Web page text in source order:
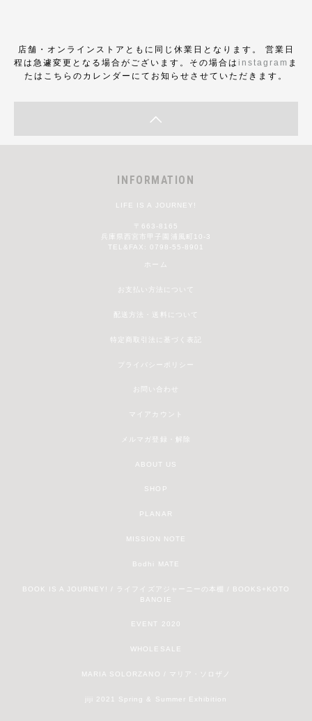
店舗・オンラインストアともに同じ休業日となります。 営業日
程は急遽変更となる場合がございます。その場合は instagram ま
たはこちらのカレンダーにてお知らせさせていただきます。
INFORMATION
LIFE IS A JOURNEY!
〒663-8165
兵庫県西宮市甲子園浦風町10-3
TEL&FAX: 0798-55-8901
ホーム
お支払い方法について
配送方法・送料について
特定商取引法に基づく表記
プライバシーポリシー
お問い合わせ
マイアカウント
メルマガ登録・解除
ABOUT US
SHOP
PLANAR
MISSION NOTE
Bodhi MATE
BOOK IS A JOURNEY! / ライフイズアジャーニーの本棚 / BOOKS+KOTO
BANOIE
EVENT 2020
WHOLESALE
MARIA SOLORZANO / マリア・ソロザノ
jiji 2021 Spring & Summer Exhibition